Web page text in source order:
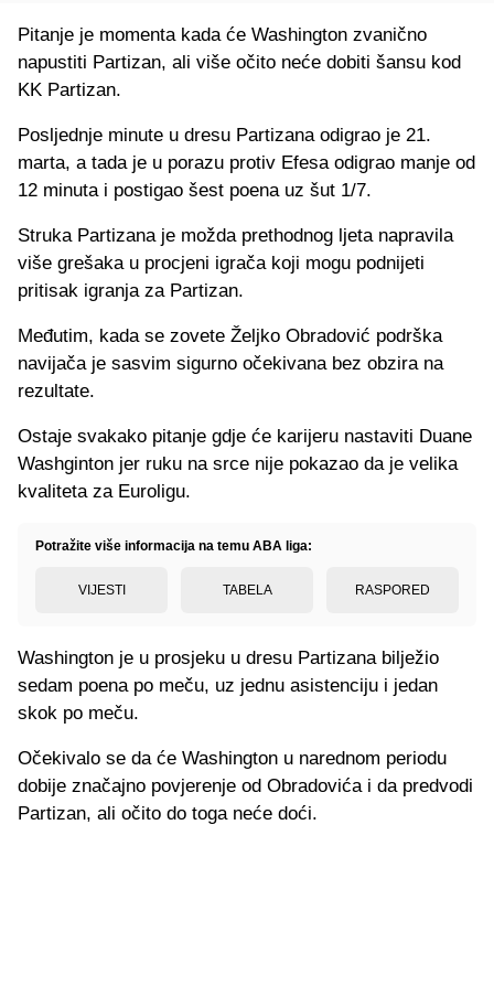
Pitanje je momenta kada će Washington zvanično
napustiti Partizan, ali više očito neće dobiti šansu kod
KK Partizan.
Posljednje minute u dresu Partizana odigrao je 21.
marta, a tada je u porazu protiv Efesa odigrao manje od
12 minuta i postigao šest poena uz šut 1/7.
Struka Partizana je možda prethodnog ljeta napravila
više grešaka u procjeni igrača koji mogu podnijeti
pritisak igranja za Partizan.
Međutim, kada se zovete Željko Obradović podrška
navijača je sasvim sigurno očekivana bez obzira na
rezultate.
Ostaje svakako pitanje gdje će karijeru nastaviti Duane
Washginton jer ruku na srce nije pokazao da je velika
kvaliteta za Euroligu.
Potražite više informacija na temu ABA liga:
VIJESTI TABELA RASPORED
Washington je u prosjeku u dresu Partizana bilježio
sedam poena po meču, uz jednu asistenciju i jedan
skok po meču.
Očekivalo se da će Washington u narednom periodu
dobije značajno povjerenje od Obradovića i da predvodi
Partizan, ali očito do toga neće doći.